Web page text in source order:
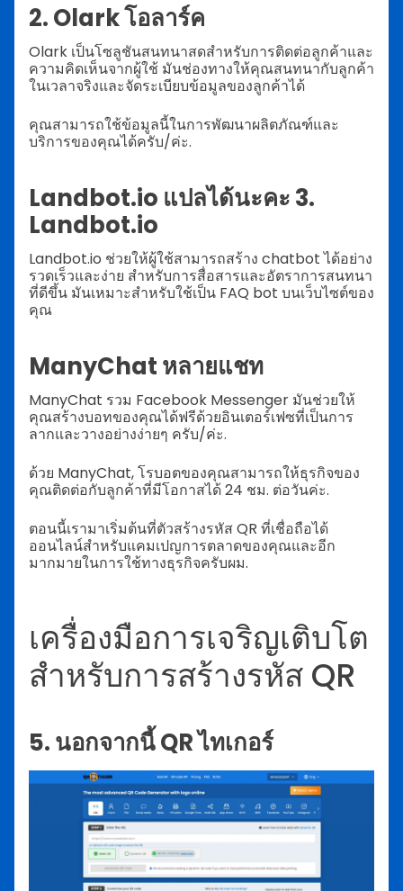
2. Olark โอลาร์ค
Olark เป็นโซลูชันสนทนาสดสำหรับการติดต่อลูกค้าและ
ความคิดเห็นจากผู้ใช้ มันช่องทางให้คุณสนทนากับลูกค้า
ในเวลาจริงและจัดระเบียบข้อมูลของลูกค้าได้
คุณสามารถใช้ข้อมูลนี้ในการพัฒนาผลิตภัณฑ์และ
บริการของคุณได้ครับ/ค่ะ.
Landbot.io แปลได้นะคะ 3.
Landbot.io
Landbot.io ช่วยให้ผู้ใช้สามารถสร้าง chatbot ได้อย่าง
รวดเร็วและง่าย สำหรับการสื่อสารและอัตราการสนทนา
ที่ดีขึ้น มันเหมาะสำหรับใช้เป็น FAQ bot บนเว็บไซต์ของ
คุณ
ManyChat หลายแชท
ManyChat รวม Facebook Messenger มันช่วยให้
คุณสร้างบอทของคุณได้ฟรีด้วยอินเตอร์เฟซที่เป็นการ
ลากและวางอย่างง่ายๆ ครับ/ค่ะ.
ด้วย ManyChat, โรบอตของคุณสามารถให้ธุรกิจของ
คุณติดต่อกับลูกค้าที่มีโอกาสได้ 24 ชม. ต่อวันค่ะ.
ตอนนี้เรามาเริ่มต้นที่ตัวสร้างรหัส QR ที่เชื่อถือได้
ออนไลน์สำหรับแคมเปญการตลาดของคุณและอีก
มากมายในการใช้ทางธุรกิจครับผม.
เครื่องมือการเจริญเติบโต
สำหรับการสร้างรหัส QR
5. นอกจากนี้ QR ไทเกอร์